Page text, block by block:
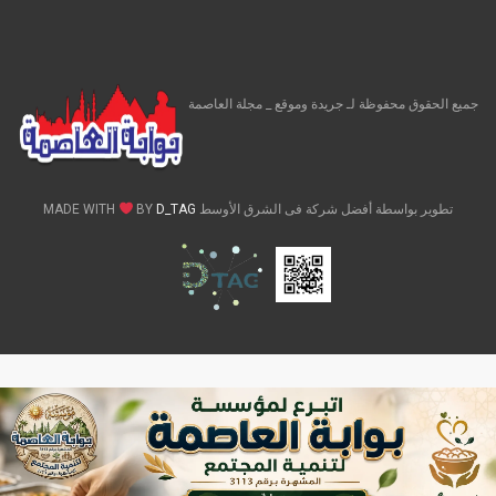
جميع الحقوق محفوظة لـ جريدة وموقع _ مجلة العاصمة
تطوير بواسطة أفضل شركة فى الشرق الأوسط MADE WITH BY D_TAG